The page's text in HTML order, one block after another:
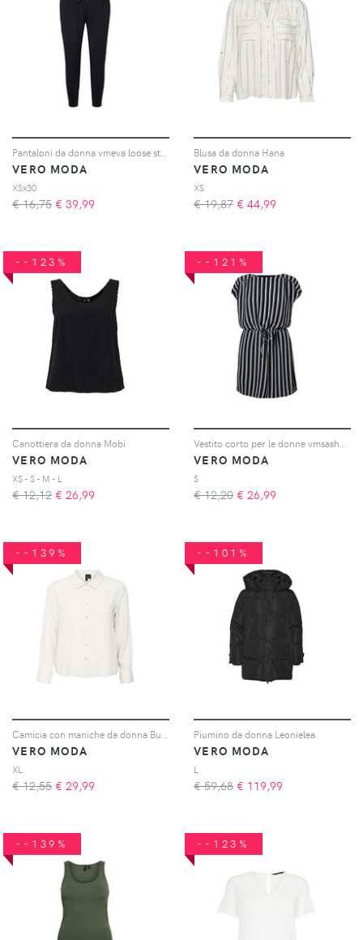
VERO MODA
XSx30
€ 16,75 € 39,99
Blusa da donna Hana
VERO MODA
XS
€ 19,87 € 44,99
--123%
Canottiera da donna Mobi
VERO MODA
XS - S - M - L
€ 12,12 € 26,99
--121%
VERO MODA
S
€ 12,20 € 26,99
--139%
VERO MODA
XL
€ 12,55 € 29,99
--101%
Piumino da donna Leonielea
VERO MODA
L
€ 59,68 € 119,99
--139% --123%